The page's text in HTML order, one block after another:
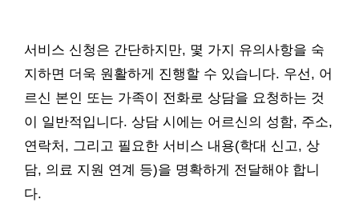
서비스 신청은 간단하지만, 몇 가지 유의사항을 숙
지하면 더욱 원활하게 진행할 수 있습니다. 우선, 어
르신 본인 또는 가족이 전화로 상담을 요청하는 것
이 일반적입니다. 상담 시에는 어르신의 성함, 주소,
연락처, 그리고 필요한 서비스 내용(학대 신고, 상
담, 의료 지원 연계 등)을 명확하게 전달해야 합니
다.